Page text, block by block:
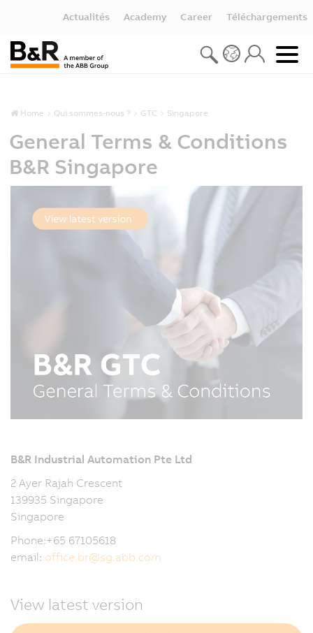
Actualités Academy Career Téléchargements
Home Qui sommes-nous ? GTC Singapore
General Terms & Conditions
B&R Singapore
B&R Industrial Automation Pte Ltd
2 Ayer Rajah Crescent
139935 Singapore
Singapore
Phone:+65 67105618
email: office.br@sg.abb.com
View latest version